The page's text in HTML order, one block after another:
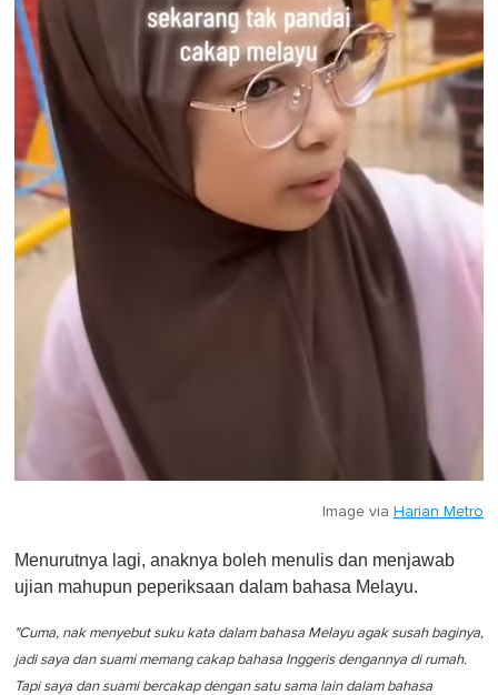
Image via Harian Metro
Menurutnya lagi, anaknya boleh menulis dan menjawab
ujian mahupun peperiksaan dalam bahasa Melayu.
"Cuma, nak menyebut suku kata dalam bahasa Melayu agak susah baginya,
jadi saya dan suami memang cakap bahasa Inggeris dengannya di rumah.
Tapi saya dan suami bercakap dengan satu sama lain dalam bahasa